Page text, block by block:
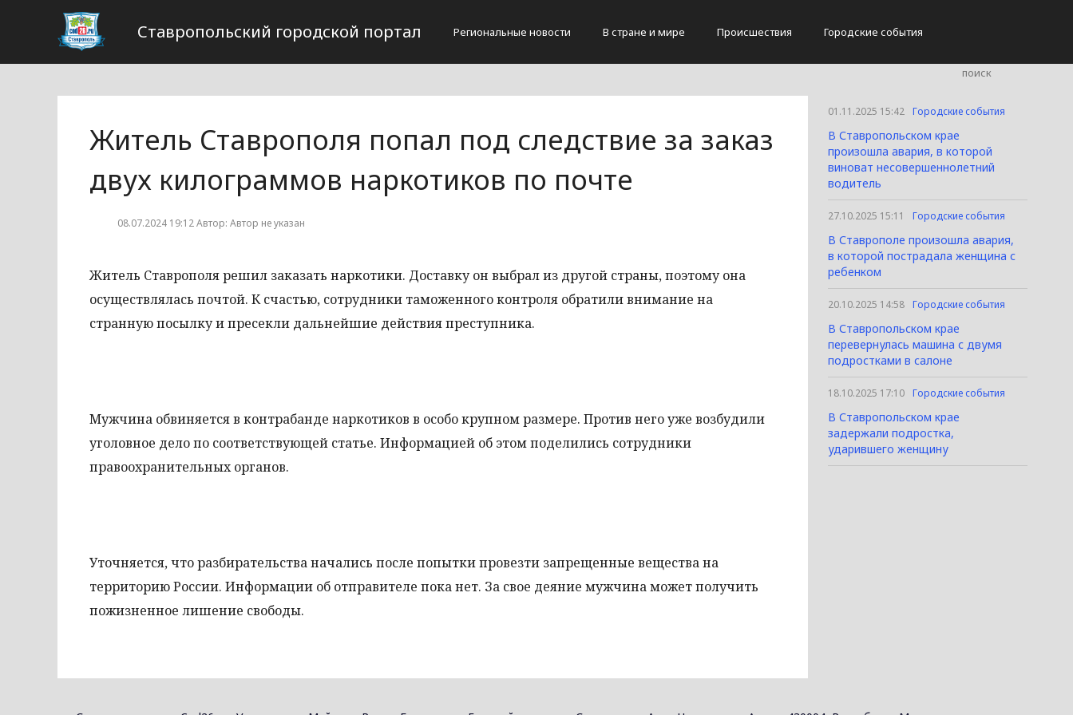
Ставропольский городской портал Региональные новости В стране и мире Происшествия Городские события
Житель Ставрополя попал под следствие за заказ
двух килограммов наркотиков по почте
08.07.2024 19:12 Автор: Автор не указан
Житель Ставрополя решил заказать наркотики. Доставку он выбрал из другой страны, поэтому она
осуществлялась почтой. К счастью, сотрудники таможенного контроля обратили внимание на
странную посылку и пресекли дальнейшие действия преступника.
Мужчина обвиняется в контрабанде наркотиков в особо крупном размере. Против него уже возбудили
уголовное дело по соответствующей статье. Информацией об этом поделились сотрудники
правоохранительных органов.
Уточняется, что разбирательства начались после попытки провезти запрещенные вещества на
территорию России. Информации об отправителе пока нет. За свое деяние мужчина может получить
пожизненное лишение свободы.
01.11.2025 15:42 Городские события
В Ставропольском крае
произошла авария, в которой
виноват несовершеннолетний
водитель
27.10.2025 15:11 Городские события
В Ставрополе произошла авария,
в которой пострадала женщина с
ребенком
20.10.2025 14:58 Городские события
В Ставропольском крае
перевернулась машина с двумя
подростками в салоне
18.10.2025 17:10 Городские события
В Ставропольском крае
задержали подростка,
ударившего женщину